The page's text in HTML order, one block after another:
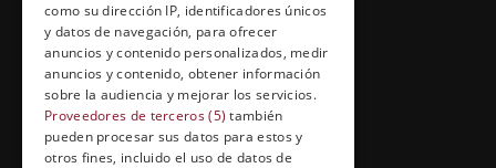
FORMACIÓN Y ENTRETENIMIENTO
Formación abierta
Cuídate con Grupo Esneca
como su dirección IP, identificadores únicos
y datos de navegación, para ofrecer
anuncios y contenido personalizados, medir
anuncios y contenido, obtener información
sobre la audiencia y mejorar los servicios.
Proveedores de terceros (5) también
pueden procesar sus datos para estos y
otros fines, incluido el uso de datos de